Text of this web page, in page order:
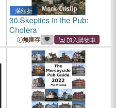
滿額折
30.Skeptics in the Pub:
Cholera
無庫存